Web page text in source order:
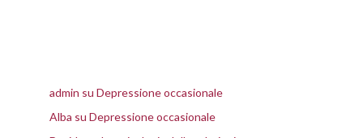
admin su Depressione occasionale
Alba su Depressione occasionale